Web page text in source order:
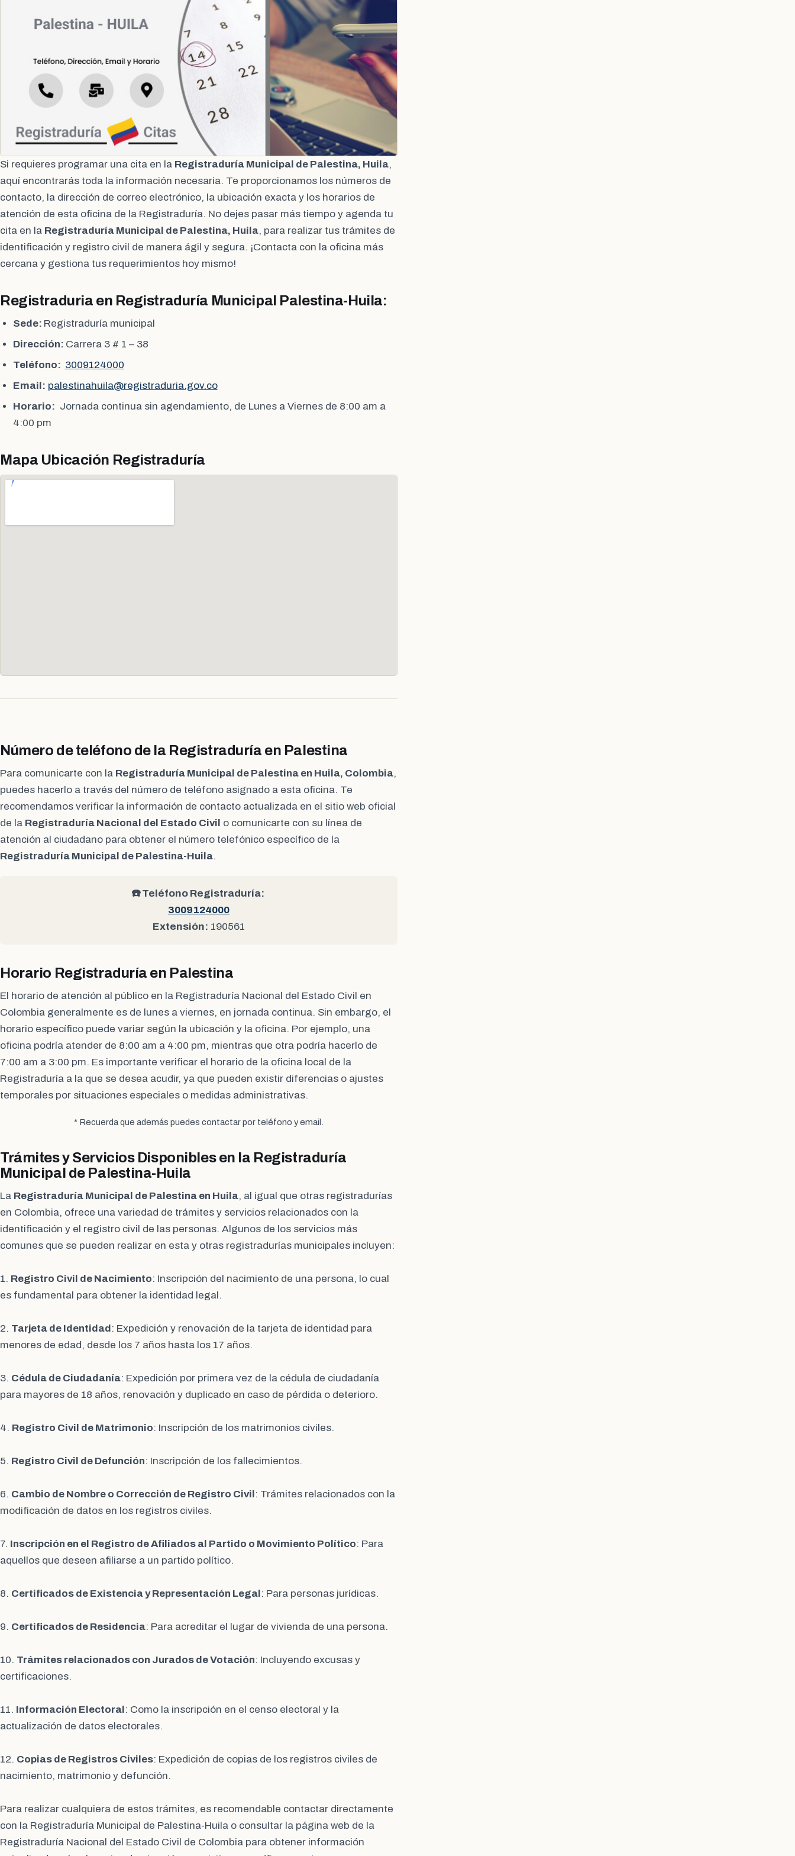
Si requieres programar una cita en la Registraduría Municipal de Palestina, Huila,
aquí encontrarás toda la información necesaria. Te proporcionamos los números de
contacto, la dirección de correo electrónico, la ubicación exacta y los horarios de
atención de esta oficina de la Registraduría. No dejes pasar más tiempo y agenda tu
cita en la Registraduría Municipal de Palestina, Huila, para realizar tus trámites de
identificación y registro civil de manera ágil y segura. ¡Contacta con la oficina más
cercana y gestiona tus requerimientos hoy mismo!
Registraduria en Registraduría Municipal Palestina-Huila:
Sede: Registraduría municipal
Dirección: Carrera 3 # 1 – 38
Teléfono: 3009124000
Email: palestinahuila@registraduria.gov.co
Horario: Jornada continua sin agendamiento, de Lunes a Viernes de 8:00 am a
4:00 pm
Mapa Ubicación Registraduría
Número de teléfono de la Registraduría en Palestina
Para comunicarte con la Registraduría Municipal de Palestina en Huila, Colombia,
puedes hacerlo a través del número de teléfono asignado a esta oficina. Te
recomendamos verificar la información de contacto actualizada en el sitio web oficial
de la Registraduría Nacional del Estado Civil o comunicarte con su línea de
atención al ciudadano para obtener el número telefónico específico de la
Registraduría Municipal de Palestina-Huila.
☎️ Teléfono Registraduría:
3009124000
Extensión: 190561
Horario Registraduría en Palestina
El horario de atención al público en la Registraduría Nacional del Estado Civil en
Colombia generalmente es de lunes a viernes, en jornada continua. Sin embargo, el
horario específico puede variar según la ubicación y la oficina. Por ejemplo, una
oficina podría atender de 8:00 am a 4:00 pm, mientras que otra podría hacerlo de
7:00 am a 3:00 pm. Es importante verificar el horario de la oficina local de la
Registraduría a la que se desea acudir, ya que pueden existir diferencias o ajustes
temporales por situaciones especiales o medidas administrativas.
* Recuerda que además puedes contactar por teléfono y email.
Trámites y Servicios Disponibles en la Registraduría
Municipal de Palestina-Huila
La Registraduría Municipal de Palestina en Huila, al igual que otras registradurías
en Colombia, ofrece una variedad de trámites y servicios relacionados con la
identificación y el registro civil de las personas. Algunos de los servicios más
comunes que se pueden realizar en esta y otras registradurías municipales incluyen:
1. Registro Civil de Nacimiento: Inscripción del nacimiento de una persona, lo cual
es fundamental para obtener la identidad legal.
2. Tarjeta de Identidad : Expedición y renovación de la tarjeta de identidad para
menores de edad, desde los 7 años hasta los 17 años.
3. Cédula de Ciudadanía: Expedición por primera vez de la cédula de ciudadanía
para mayores de 18 años, renovación y duplicado en caso de pérdida o deterioro.
4. Registro Civil de Matrimonio: Inscripción de los matrimonios civiles.
5. Registro Civil de Defunción: Inscripción de los fallecimientos.
6. Cambio de Nombre o Corrección de Registro Civil : Trámites relacionados con la
modificación de datos en los registros civiles.
7. Inscripción en el Registro de Afiliados al Partido o Movimiento Político: Para
aquellos que deseen afiliarse a un partido político.
8. Certificados de Existencia y Representación Legal : Para personas jurídicas.
9. Certificados de Residencia: Para acreditar el lugar de vivienda de una persona.
10. Trámites relacionados con Jurados de Votación: Incluyendo excusas y
certificaciones.
11. Información Electoral : Como la inscripción en el censo electoral y la
actualización de datos electorales.
12. Copias de Registros Civiles: Expedición de copias de los registros civiles de
nacimiento, matrimonio y defunción.
Para realizar cualquiera de estos trámites, es recomendable contactar directamente
con la Registraduría Municipal de Palestina-Huila o consultar la página web de la
Registraduría Nacional del Estado Civil de Colombia para obtener información